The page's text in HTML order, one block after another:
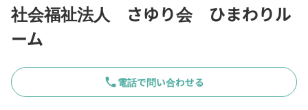
社会福祉法人 さゆり会 ひまわりル
ーム
phone電話で問い合わせる